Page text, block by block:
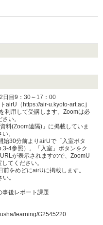
日目9：30～17：00
airU（https://air-u.kyoto-art.ac.j
利用して受講します。Zoomは必
い。
料(Zoom遠隔)」に掲載していま
。
始30分前よりairUで「入室ボタ
4参照）。「入室」ボタンをク
が表示されますので、ZoomU
てください。
をめどにairUに掲載します。
。
事後レポート課題
learning/G2545220